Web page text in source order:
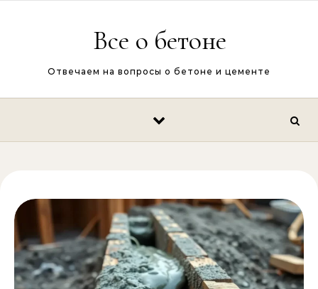
Все о бетоне
Отвечаем на вопросы о бетоне и цементе